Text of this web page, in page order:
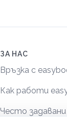
ЗА НАС
Връзка с
Как работи
Често задавани